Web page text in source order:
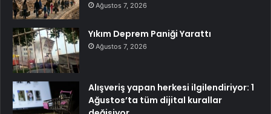
Ağustos 7, 2026
Yıkım Deprem Paniği Yarattı
Ağustos 7, 2026
Alışveriş yapan herkesi ilgilendiriyor: 1
Ağustos’ta tüm dijital kurallar